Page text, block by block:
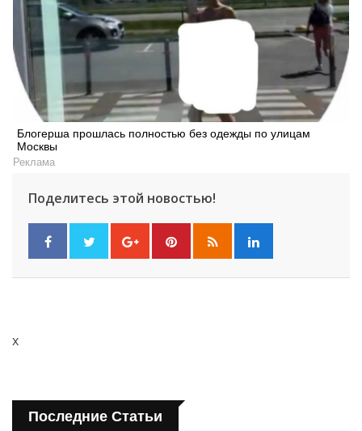
Блогерша прошлась полностью без одежды по улицам
Москвы
Реклама
Поделитесь этой новостью!
x
Последние Статьи